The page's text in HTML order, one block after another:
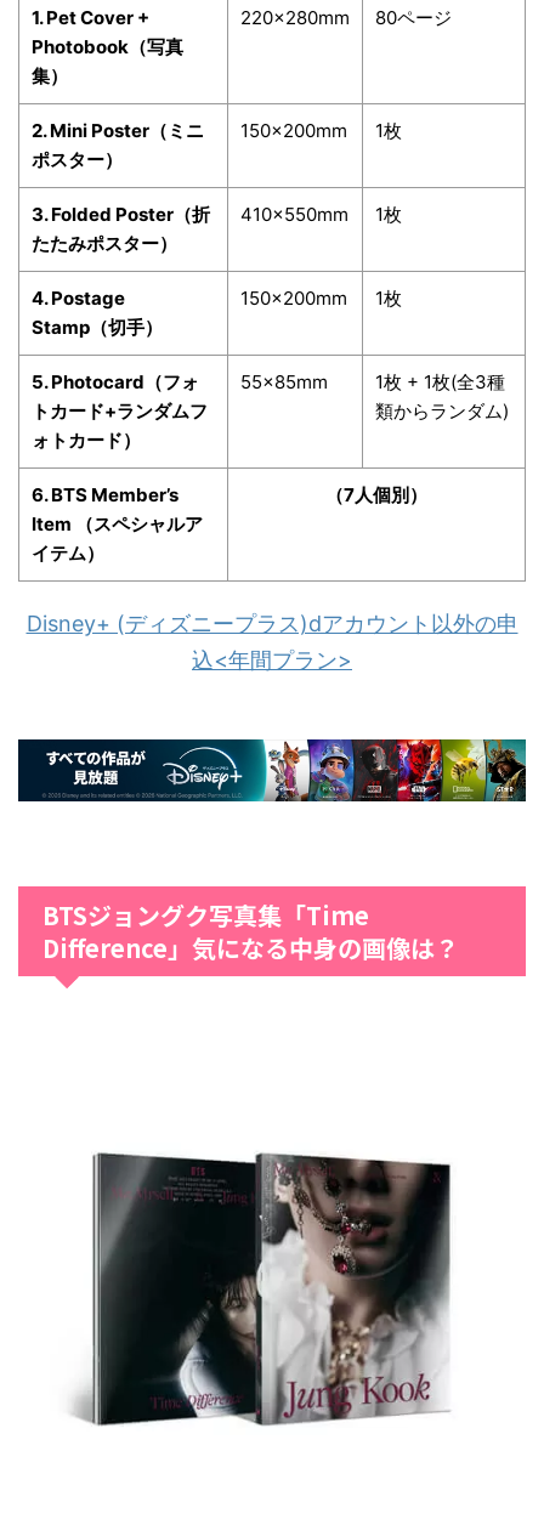
1. Pet Cover +
Photobook（写真
集）
220x280mm 80ページ
2. Mini Poster（ミニ
ポスター）
150x200mm 1枚
3. Folded Poster（折
たたみポスター）
410x550mm 1枚
4. Postage
Stamp（切手）
150x200mm 1枚
5. Photocard（フォ
トカード+ランダムフ
ォトカード）
55x85mm
1枚 + 1枚(全3種
類からランダム)
6. BTS Member’s
Item （スペシャルア
イテム）
（7人個別）
Disney+ (ディズニープラス)dアカウント以外の申
込<年間プラン>
BTSジョングク写真集「Time
Difference」気になる中身の画像は？